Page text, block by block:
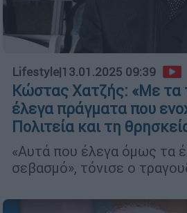
Lifestyle|13.01.2025 09:39
Κώστας Χατζής: «Με τα
έλεγα πράγματα που
Πολιτεία και τη
«Αυτά που έλεγα όμως τα
σεβασμό», τόνισε ο